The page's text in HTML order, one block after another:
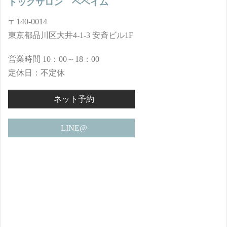
ドッグサロン ベベイム
〒140-0014
東京都品川区大井4-1-3 安斉ビル1F
営業時間 10：00～18：00
定休日：不定休
ネット予約
LINE@